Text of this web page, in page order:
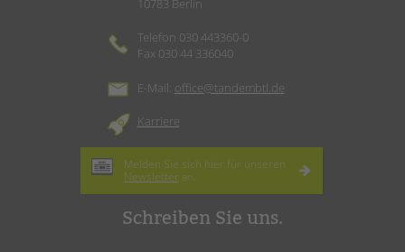
Telefon 030 443360-0
Fax 030 44 336040
E-Mail: office@tandembtl.de
Karriere
Melden Sie sich hier für unseren
Newsletter an.
Schreiben Sie uns.